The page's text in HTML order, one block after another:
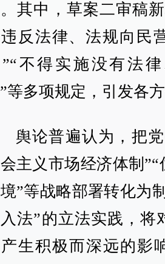
其中，草案二审稿
反法律、法规向民
不得实施没有法
等多项规定，引发各方
舆论普遍认为，把
主义市场经济体制
”等战略部署转化为
法”的立法实践，将
生积极而深远的影